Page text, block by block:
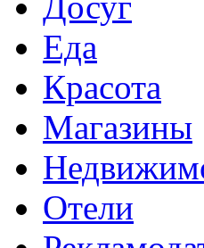
Еда
Красота
Магазины
Отели